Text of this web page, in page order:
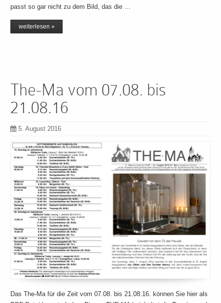
passt so gar nicht zu dem Bild, das die …
weiterlesen »
The-Ma vom 07.08. bis
21.08.16
5. August 2016
Das The-Ma für die Zeit vom 07.08. bis 21.08.16. können Sie hier als